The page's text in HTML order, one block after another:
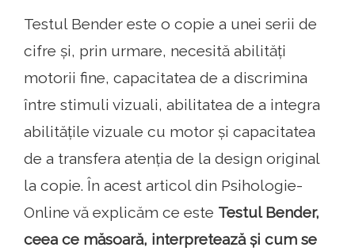
Testul Bender este o copie a unei serii de
cifre și, prin urmare, necesită abilități
motorii fine, capacitatea de a discrimina
între stimuli vizuali, abilitatea de a integra
abilitățile vizuale cu motor și capacitatea
de a transfera atenția de la design original
la copie. În acest articol din Psihologie-
Online vă explicăm ce este Testul Bender,
ceea ce măsoară, interpretează și cum se